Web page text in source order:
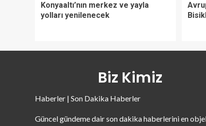
Konyaaltı’nın merkez ve yayla
yolları yenilenecek
Biz Kimiz
Haberler | Son Dakika Haberler
Güncel gündeme dair son dakika haberlerini en